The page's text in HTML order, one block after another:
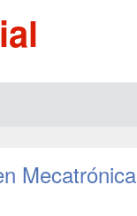
Mecatrónica